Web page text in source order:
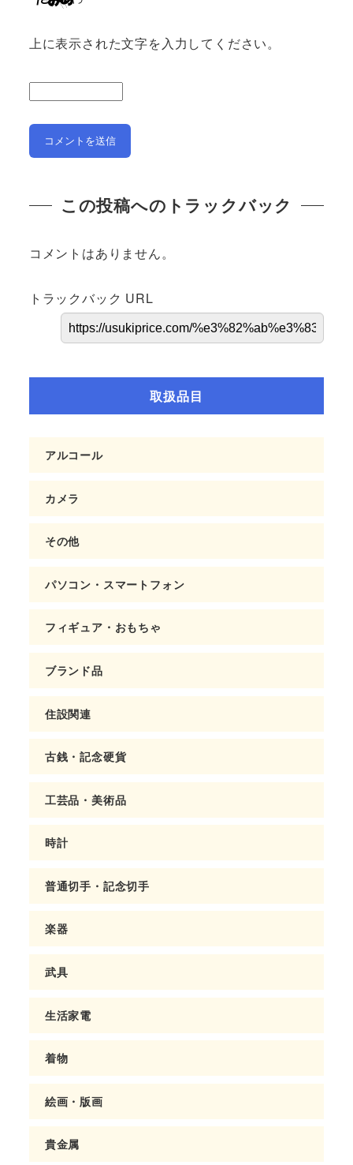
上に表示された文字を入力してください。
この投稿へのトラックバック
コメントはありません。
トラックバック URL
取扱品目
アルコール
カメラ
その他
パソコン・スマートフォン
フィギュア・おもちゃ
ブランド品
住設関連
古銭・記念硬貨
工芸品・美術品
時計
普通切手・記念切手
楽器
武具
生活家電
着物
絵画・版画
貴金属